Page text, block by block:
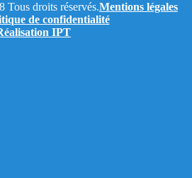
droits réservés.Mentions légales
de confidentialité
IPT